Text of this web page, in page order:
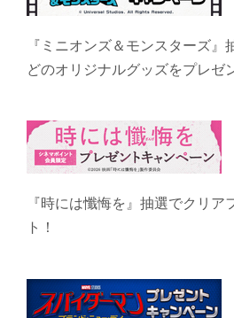
『ミニオンズ＆モンスターズ』
どのオリジナルグッズをプレゼ
『時には懺悔を』抽選でクリア
ト！